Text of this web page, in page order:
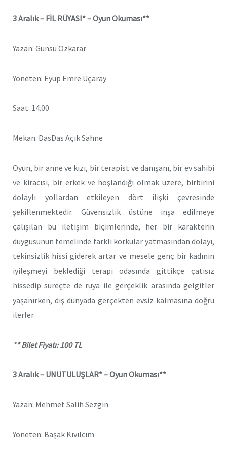
3 Aralık – FİL RÜYASI* – Oyun Okuması**
Yazan: Günsu Özkarar
Yöneten: Eyüp Emre Uçaray
Saat: 14.00
Mekan: DasDas Açık Sahne
Oyun, bir anne ve kızı, bir terapist ve danışanı, bir ev sahibi
ve kiracısı, bir erkek ve hoşlandığı olmak üzere, birbirini
dolaylı yollardan etkileyen dört ilişki çevresinde
şekillenmektedir. Güvensizlik üstüne inşa edilmeye
çalışılan bu iletişim biçimlerinde, her bir karakterin
duygusunun temelinde farklı korkular yatmasından dolayı,
tekinsizlik hissi giderek artar ve mesele genç bir kadının
iyileşmeyi beklediği terapi odasında gittikçe çatısız
hissedip süreçte de rüya ile gerçeklik arasında gelgitler
yaşanırken, dış dünyada gerçekten evsiz kalmasına doğru
ilerler.
** Bilet Fiyatı: 100 TL
3 Aralık – UNUTULUŞLAR* – Oyun Okuması**
Yazan: Mehmet Salih Sezgin
Yöneten: Başak Kıvılcım